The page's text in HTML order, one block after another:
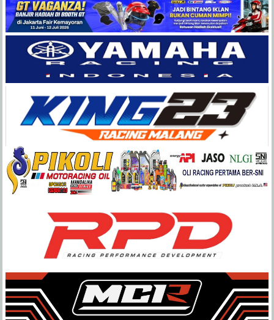
Balap
Paling
Lengkap